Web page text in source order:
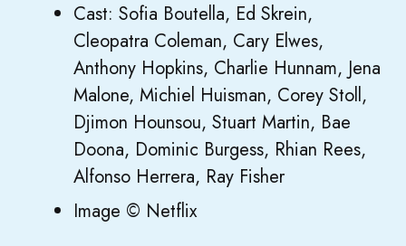
Cast: Sofia Boutella, Ed Skrein,
Cleopatra Coleman, Cary Elwes,
Anthony Hopkins, Charlie Hunnam, Jena
Malone, Michiel Huisman, Corey Stoll,
Djimon Hounsou, Stuart Martin, Bae
Doona, Dominic Burgess, Rhian Rees,
Alfonso Herrera, Ray Fisher
Image © Netflix